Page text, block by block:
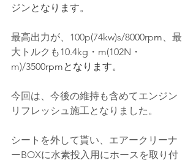
ジンとなります。
最高出力が、100p(74kw)s/8000rpm、最
大トルクも10.4kg・m(102N・
m)/3500rpmとなります。
今回は、今後の維持も含めてエンジン
リフレッシュ施工となりました。
シートを外して貰い、エアークリーナ
ーBOXに水素投入用にホースを取り付